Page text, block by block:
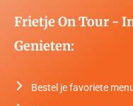
Frietje On Tour -
Genieten:
Bestel je favoriete